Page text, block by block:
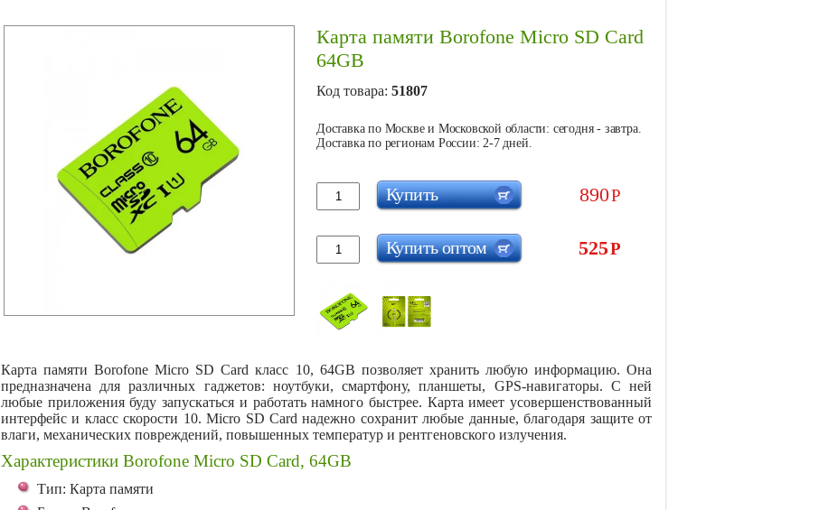
Карта памяти Borofone Micro SD Card
64GB
Код товара: 51807
Доставка по Москве и Московской области: сегодня - завтра.
Доставка по регионам России: 2-7 дней.
890Р
Купить
525Р
Купить оптом
Карта памяти Borofone Micro SD Card класс 10, 64GB позволяет хранить любую информацию. Она
предназначена для различных гаджетов: ноутбуки, смартфону, планшеты, GPS-навигаторы. С ней
любые приложения буду запускаться и работать намного быстрее. Карта имеет усовершенствованный
интерфейс и класс скорости 10. Micro SD Card надежно сохранит любые данные, благодаря защите от
влаги, механических повреждений, повышенных температур и рентгеновского излучения.
Характеристики Borofone Micro SD Card, 64GB
Тип: Карта памяти